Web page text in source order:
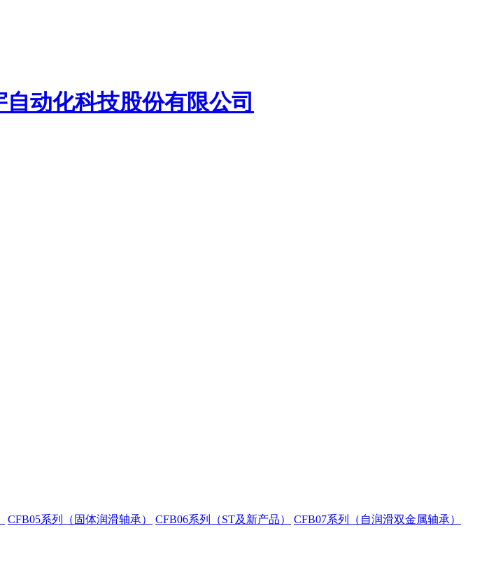
CFB05系列（固体润滑轴承） CFB06系列（ST及新产品）
CFB07系列（自润滑双金属轴承）